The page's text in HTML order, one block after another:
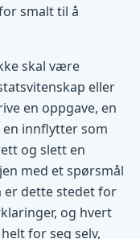
smalt til å
skal være
eller
en oppgave, en
innflytter som
og slett en
med et spørsmål
er dette stedet for
og hvert
for seg selv,